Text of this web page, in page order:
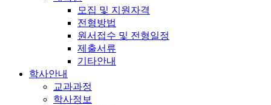
모집 및 지원자격
전형방법
원서접수 및 전형일정
제출서류
기타안내
학사안내
교과과정
학사정보